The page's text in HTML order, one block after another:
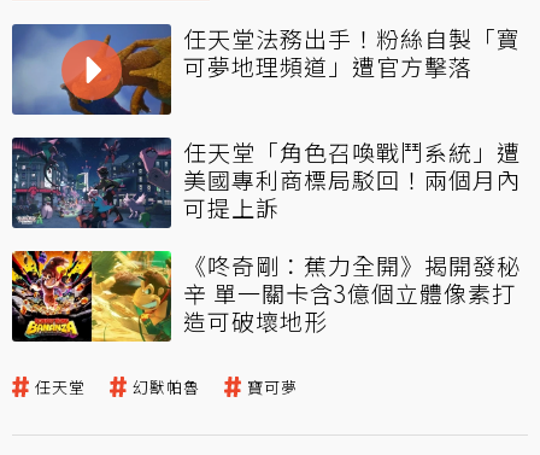
任天堂法務出手！粉絲自製「寶
可夢地理頻道」遭官方擊落
任天堂「角色召喚戰鬥系統」遭
美國專利商標局駁回！兩個月內
可提上訴
《咚奇剛：蕉力全開》揭開發秘
辛 單一關卡含3億個立體像素打
造可破壞地形
任天堂 幻獸帕魯 寶可夢